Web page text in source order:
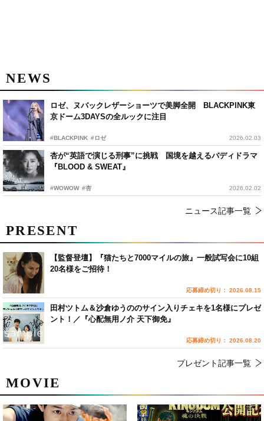
NEWS
ロゼ、ヌバックレザーショーツで美脚全開 BLACKPINK東
京ドーム3DAYSの全ルックに注目
#BLACKPINK #ロゼ 2026.02.03
杏が“英語で演じる刑事”に挑戦 国境を越えるバディドラマ
『BLOOD & SWEAT』
#WOWOW #杏 2026.02.02
ニュース記事一覧
MOVIE
PRESENT
【監督登壇】『猫たちと7000マイルの旅』一般試写会に10組
20名様をご招待！
応募締め切り： 2026.08.15
田村ツトム＆沙倉ゆうののサイン入りチェキを1名様にプレゼ
ント！／『心配無用ノ介 天下御免』
応募締め切り： 2026.08.20
プレゼント記事一覧